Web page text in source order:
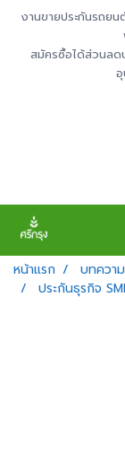
งานขายประกันรถย
สมัครซื้อได้ส่วนลด
หน้าแรก บทควา
ประกันธุรกิจ